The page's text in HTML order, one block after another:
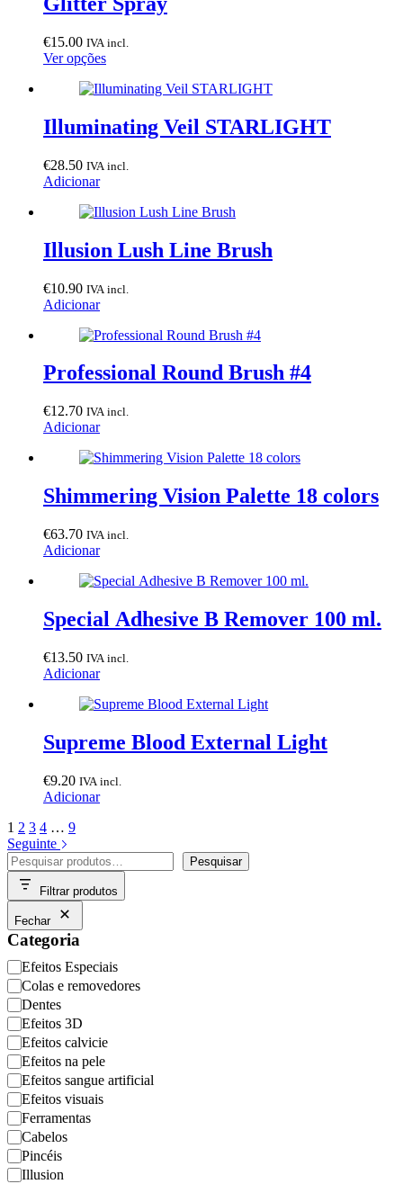
€15.00 IVA incl.
Ver opçõesThis
has
variants.
The
may
on
product
Illuminating Veil STARLIGHT
€28.50 IVA incl.
Adicionar
Illusion Lush Line Brush
€10.90 IVA incl.
Adicionar
Professional Round Brush #4
€12.70 IVA incl.
Adicionar
Shimmering Vision Palette 18 colors
€63.70 IVA incl.
Adicionar
Special Adhesive B Remover 100 ml.
€13.50 IVA incl.
Adicionar
Supreme Blood External Light
€9.20 IVA incl.
Adicionar
1 2 3 4 … 9
Seguinte
Pesquisar
Pesquisar
Filtrar produtos
Fechar
Categoria
Categoria
Efeitos Especiais
Colas e removedores
Dentes
Efeitos 3D
Efeitos calvicie
Efeitos na pele
Efeitos sangue artificial
Efeitos visuais
Ferramentas
Cabelos
Pincéis
Illusion